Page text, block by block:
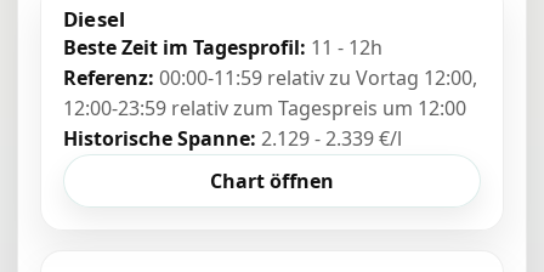
Diesel
Beste Zeit im Tagesprofil: 11 - 12h
Referenz: 00:00-11:59 relativ zu Vortag 12:00,
12:00-23:59 relativ zum Tagespreis um 12:00
Historische Spanne: 2.129 - 2.339 €/l
Chart öffnen